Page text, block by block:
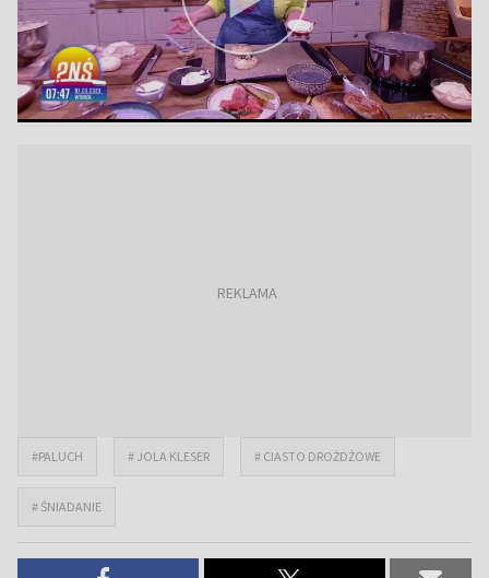
#PALUCH # JOLA KLESER # CIASTO DROŻDŻOWE
# ŚNIADANIE